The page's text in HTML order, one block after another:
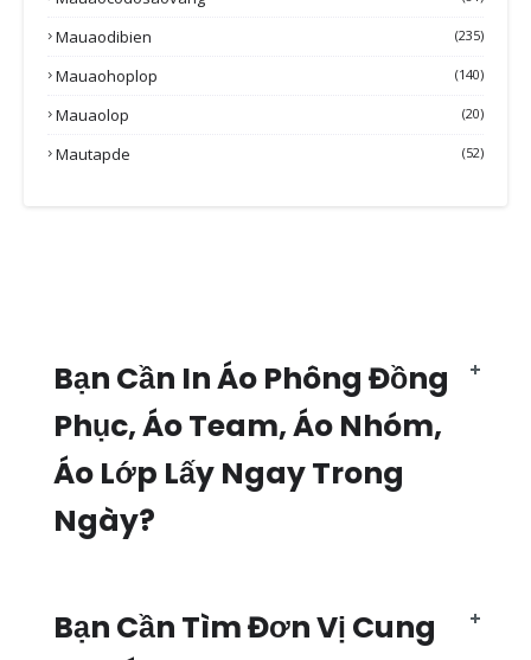
Mauaodibien (235)
Mauaohoplop (140)
Mauaolop (20)
Mautapde (52)
Bạn Cần In Áo Phông Đồng
Phục, Áo Team, Áo Nhóm,
Áo Lớp Lấy Ngay Trong
Ngày?
Bạn Cần Tìm Đơn Vị Cung